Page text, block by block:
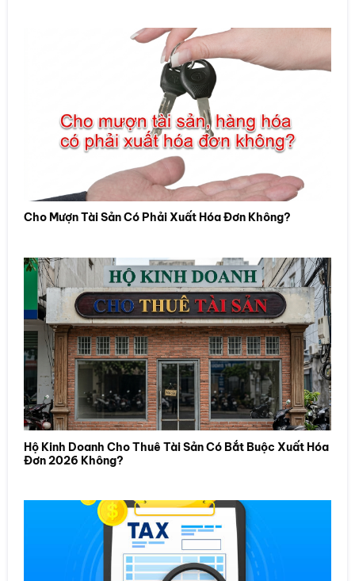
Cho Mượn Tài Sản Có Phải Xuất Hóa Đơn Không?
Hộ Kinh Doanh Cho Thuê Tài Sản Có Bắt Buộc Xuất Hóa
Đơn 2026 Không?